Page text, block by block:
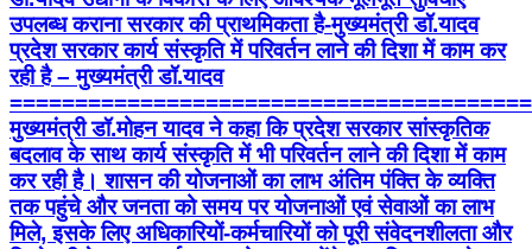
उपलब्ध कराना सरकार की प्राथमिकता है-मुख्यमंत्री डॉ.यादव
प्रदेश सरकार कार्य संस्कृति में परिवर्तन लाने की दिशा में काम कर
रही है – मुख्यमंत्री डॉ.यादव
मुख्यमंत्री डॉ.मोहन यादव ने कहा कि प्रदेश सरकार सांस्कृतिक
बदलाव के साथ कार्य संस्कृति में भी परिवर्तन लाने की दिशा में काम
कर रही है। शासन की योजनाओं का लाभ अंतिम पंक्ति के व्यक्ति
तक पहुंचे और जनता को समय पर योजनाओं एवं सेवाओं का लाभ
मिले, इसके लिए अधिकारियों-कर्मचारियों को पूरी संवेदनशीलता और